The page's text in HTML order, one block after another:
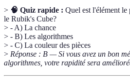
> 🧠 Quiz rapide : Quel est l'élément le
le Rubik's Cube?
> - A) La chance
> - B) Les algorithmes
> - C) La couleur des pièces
> Réponse : B — Si vous avez un bon
algorithmes, votre rapidité sera